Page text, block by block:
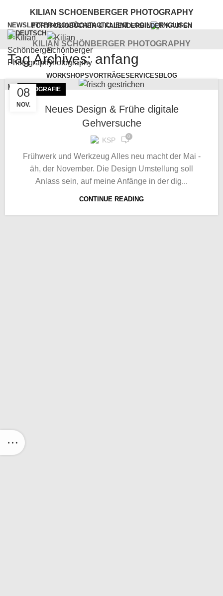
KILIAN SCHOENBERGER PHOTOGRAPHY
NEWSLETTERABOUTCONTACTCLIENT LOGIN
KILIAN SCHÖNBERGER PHOTOGRAPHY
PORTFOLIOBÜCHER & KALENDERBILDER KAUFEN
WORKSHOPSVORTRÄGESERVICES BLOG
Menu
Tag Archives: anfang
08
NOV.
FOTOGRAFIE
Neues Design & Frühe digitale
Gehversuche
KSP 0
Frühwerk und Werkzeug Alles neu macht der Mai -
äh, der November. Die Design Umstellung soll
Anlass sein, auf meine Anfänge in der dig...
CONTINUE READING